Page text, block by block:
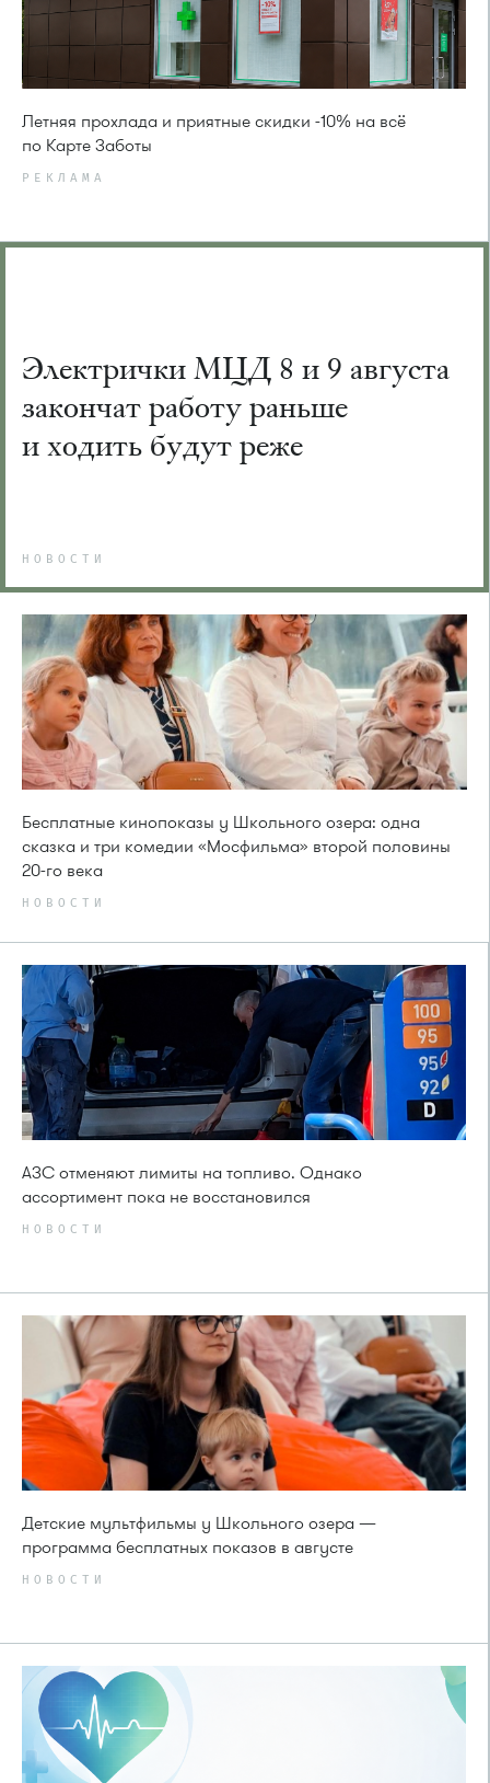
Летняя прохлада и приятные скидки -10% на всё
по Карте Заботы
РЕКЛАМА
Электрички МЦД 8 и 9 августа
закончат работу раньше
и ходить будут реже
НОВОСТИ
Бесплатные кинопоказы у Школьного озера: одна
сказка и три комедии «Мосфильма» второй половины
20-го века
НОВОСТИ
АЗС отменяют лимиты на топливо. Однако
ассортимент пока не восстановился
НОВОСТИ
Детские мультфильмы у Школьного озера —
программа бесплатных показов в августе
НОВОСТИ